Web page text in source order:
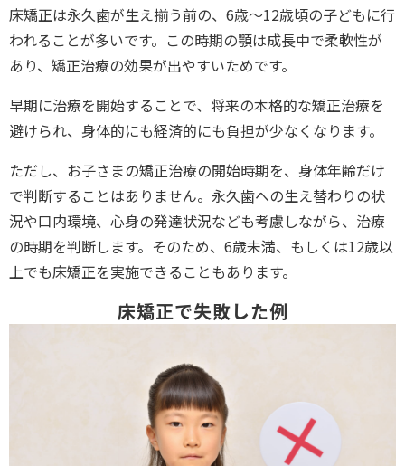
床矯正は永久歯が生え揃う前の、6歳〜12歳頃の子どもに行
われることが多いです。この時期の顎は成長中で柔軟性が
あり、矯正治療の効果が出やすいためです。
早期に治療を開始することで、将来の本格的な矯正治療を
避けられ、身体的にも経済的にも負担が少なくなります。
ただし、お子さまの矯正治療の開始時期を、身体年齢だけ
で判断することはありません。永久歯への生え替わりの状
況や口内環境、心身の発達状況なども考慮しながら、治療
の時期を判断します。そのため、6歳未満、もしくは12歳以
上でも床矯正を実施できることもあります。
床矯正で失敗した例